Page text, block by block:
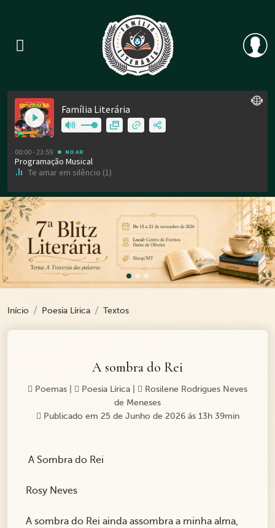
Previous
Início Poesia Lírica Textos
A sombra do Rei
Poemas Poesia Lírica
Rosilene Rodrigues Neves
de Meneses
Publicado em 25 de Junho de 2026 ás 13h 39min
A Sombra do Rei
Rosy Neves
A sombra do Rei ainda assombra a minha alma,